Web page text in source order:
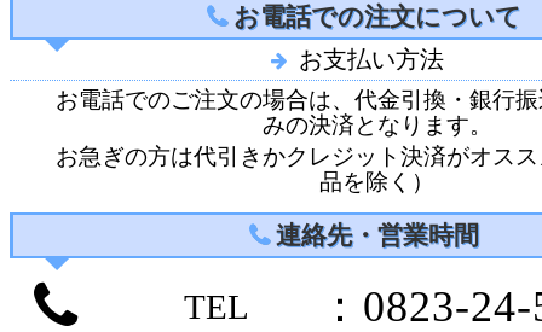
お電話での注文について
お支払い方法
お電話でのご注文の場合は、代金引換・銀行
みの決済となります。
お急ぎの方は代引きかクレジット決済がオス
品を除く）
連絡先・営業時間
TEL ：0823-